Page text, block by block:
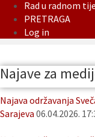
Rad u radnom
PRETRAGA
Log in
Najave za
Najava održavanja
Sarajeva 06.04.2026.